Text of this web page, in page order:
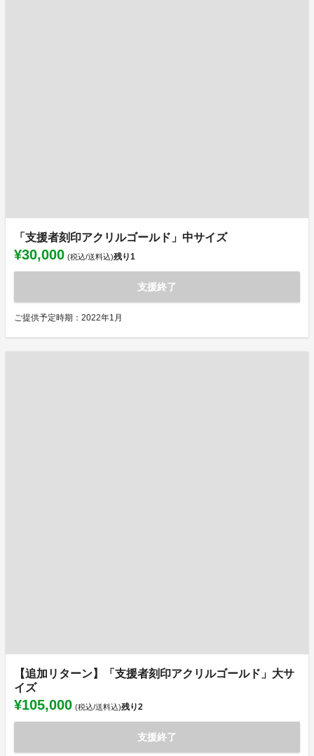
「支援者刻印アクリルゴールド」中サイズ
¥30,000 (税込/送料込)残り1
支援終了
ご提供予定時期：2022年1月
【追加リターン】「支援者刻印アクリルゴールド」大サ
イズ
¥105,000 (税込/送料込)残り2
支援終了